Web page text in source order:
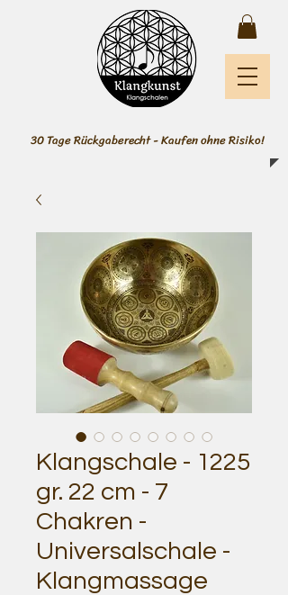
30 Tage Rückgaberecht - Kaufen ohne Risiko!
Klangschale - 1225
gr. 22 cm - 7
Chakren -
Universalschale -
Klangmassage